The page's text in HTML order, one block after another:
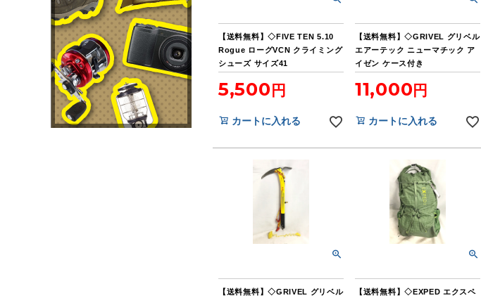
【送料無料】◇FIVE TEN 5.10
Rogue ローグVCN クライミング
シューズ サイズ41
5,500
カートに入れる
【送料無料】◇GRIVEL グリベル
エアーテック ニューマチック ア
イゼン ケース付き
11,000
カートに入れる
【送料無料】◇GRIVEL グリベル
【送料無料】◇EXPED エクスペ